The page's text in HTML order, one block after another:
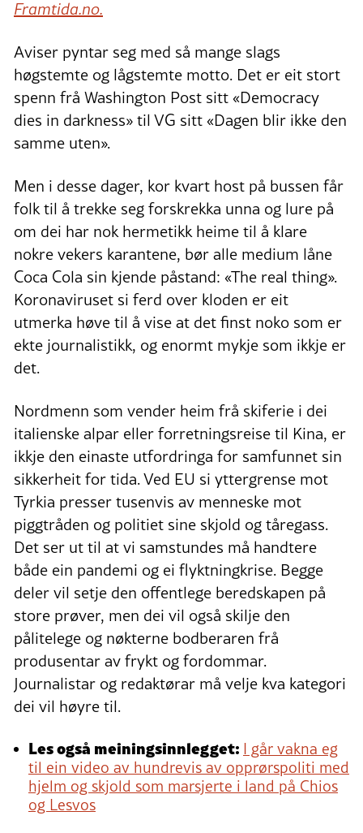
Framtida.no.
Aviser pyntar seg med så mange slags
høgstemte og lågstemte motto. Det er eit stort
spenn frå Washington Post sitt «Democracy
dies in darkness» til VG sitt «Dagen blir ikke den
samme uten».
Men i desse dager, kor kvart host på bussen får
folk til å trekke seg forskrekka unna og lure på
om dei har nok hermetikk heime til å klare
nokre vekers karantene, bør alle medium låne
Coca Cola sin kjende påstand: «The real thing».
Koronaviruset si ferd over kloden er eit
utmerka høve til å vise at det finst noko som er
ekte journalistikk, og enormt mykje som ikkje er
det.
Nordmenn som vender heim frå skiferie i dei
italienske alpar eller forretningsreise til Kina, er
ikkje den einaste utfordringa for samfunnet sin
sikkerheit for tida. Ved EU si yttergrense mot
Tyrkia presser tusenvis av menneske mot
piggtråden og politiet sine skjold og tåregass.
Det ser ut til at vi samstundes må handtere
både ein pandemi og ei flyktningkrise. Begge
deler vil setje den offentlege beredskapen på
store prøver, men dei vil også skilje den
pålitelege og nøkterne bodberaren frå
produsentar av frykt og fordommar.
Journalistar og redaktørar må velje kva kategori
dei vil høyre til.
Les også meiningsinnlegget: I går vakna eg
til ein video av hundrevis av opprørspoliti med
hjelm og skjold som marsjerte i land på Chios
og Lesvos